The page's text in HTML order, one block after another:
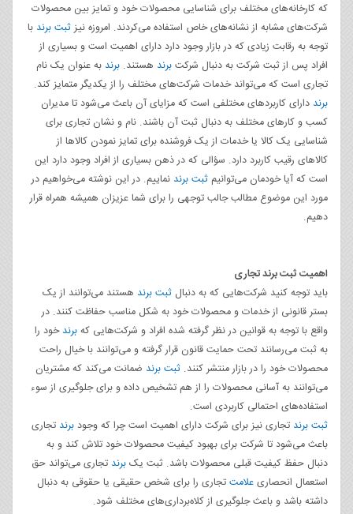
که کارخانه‌های مختلف برای شناسایی محصولات خود و تمایز بین محصولات
شرکت‌های مشابه از نشانه‌های خاص استفاده می‌کردند. امروزه نیزثبت برند با
توجه به رقابت زیادی که در بازار وجود دارد دارای اهمیت است و بسیاری از
افراد پس از ثبت شرکت به دنبال شرکتبرند هستند. برند به عنوان یک نام
تجاری است که می‌تواند خدمات شرکت‌های مختلف را از یکدیگر متمایز کند.
برند دارای کاربردهای مختلفی است که مزایای آن باعث می‌شود تا مدیران
کسب و کارهای مختلف به دنبال ثبت آن باشند. نام و نشان تجاری برای
شناسایی یک کالا یا خدمات از یک فروشنده برای تمایز نمودن کالاها از
کالاهای رقیب کاربرد دارد. سؤالی که در ذهن بسیاری از افراد وجود دارد این
است که آیا خودمان می‌توانیم ثبت برند نماییم. در این نوشته می‌خواهیم در
مورد این موضوع مطالب جالب توجهی را برای شما عزیزان همیشه همراه قرار
دهیم.
اهمیت ثبت برند تجاری
باید توجه کنید شرکت‌هایی که به دنبال ثبت برند هستند می‌توانند از یک
بستر قانونی از خدمات و محصولات خود به شکل مناسب حفاظت کنند. در
واقع با توجه به قوانین در نظر گرفته شده افراد و شرکت‌هایی کهبرندخود را
به ثبت می‌رسانند تحت حمایت قانون قرار گرفته و می‌توانند با خیال راحت
محصولات خود را در بازار منتشر کنند. ثبت برند ضمانت می‌کند که مشتریان
می‌توانند به آسانی محصولات را از هم تشخیص داده و برای جلوگیری از سوء
استفاده‌های احتمالی کاربردی است.
ثبت برند تجاری نیز برای شرکت دارای اهمیت است چرا که وجودبرند تجاری
باعث می‌شود تا شرکت برای بهبود کیفیت محصولات خود تلاش کند و به
دنبال حفظ کیفیت قبلی محصولات باشد. ثبت یکبرند تجاری می‌تواند حق
استعمال انحصاریعلامتتجاری را برای شخص حقیقی یا حقوقی به دنبال
داشته باشد و باعث جلوگیری از کلاه‌برداری‌های مختلف شود.